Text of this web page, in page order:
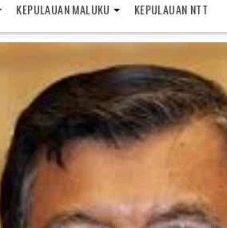
KEPULAUAN MALUKU KEPULAUAN NTT